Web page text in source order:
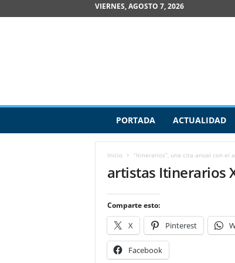
VIERNES, AGOSTO 7, 2026
v
PORTADA ACTUALIDAD
Inicio “Itinerarios”, una cita anual con el
artistas Itinerarios
Comparte esto:
X Pinterest
Facebook